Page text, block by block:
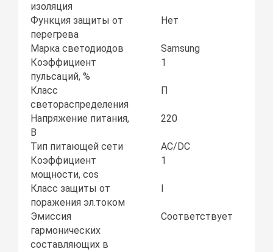
изоляция
Функция защиты от
перегрева
Нет
Марка светодиодов
Samsung
Коэффициент
пульсаций, %
1
Класс
светораспределения
П
Напряжение питания,
В
220
Тип питающей сети
AC/DC
Коэффициент
мощности, соs
1
Класс защиты от
поражения эл.током
Эмиссия
гармонических
составляющих в
Соответствует